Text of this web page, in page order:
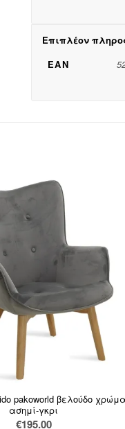
Επιπλέον
EAN
pakoworld βελούδο χρώμα
ασημί-γκρι
€195.00